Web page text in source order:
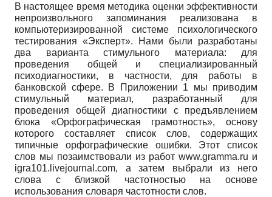
В настоящее время методика оценки эффективности
непроизвольного запоминания реализована в
компьютеризированной системе психологического
тестирования «Эксперт». Нами были разработаны
два варианта стимульного материала: для
проведения общей и специализированный
психодиагностики, в частности, для работы в
банковской сфере. В Приложении 1 мы приводим
стимульный материал, разработанный для
проведения общей диагностики с предъявлением
блока «Орфографическая грамотность», основу
которого составляет список слов, содержащих
типичные орфографические ошибки. Этот список
слов мы позаимствовали из работ www.gramma.ru и
igra101.livejournal.com, а затем выбрали из него
слова с близкой частотностью на основе
использования словаря частотности слов.